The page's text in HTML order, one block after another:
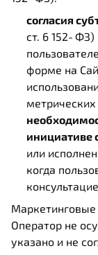
согласия
ст. 6
форме на
инициативе
или
когда
Оператор не
указано и не